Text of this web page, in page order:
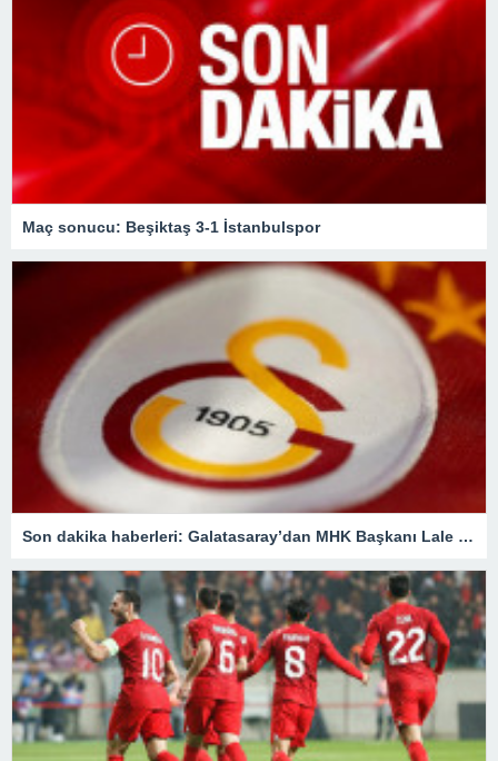
Maç sonucu: Beşiktaş 3-1 İstanbulspor
Son dakika haberleri: Galatasaray’dan MHK Başkanı Lale Orta hakkında flaş açıklama